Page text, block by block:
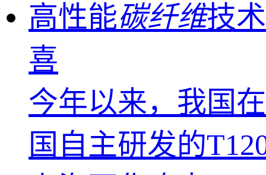
高性能碳纤维技
喜
今年以来，我国
国自主研发的